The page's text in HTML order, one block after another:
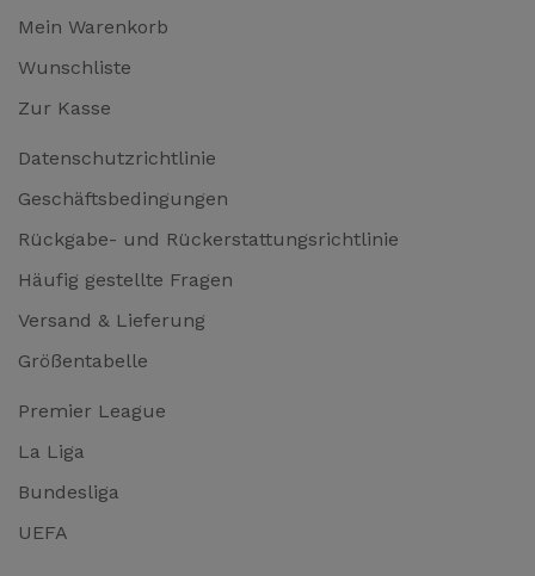
Mein Warenkorb
Wunschliste
Zur Kasse
Datenschutzrichtlinie
Geschäftsbedingungen
Rückgabe- und Rückerstattungsrichtlinie
Häufig gestellte Fragen
Versand & Lieferung
Größentabelle
Premier League
La Liga
Bundesliga
UEFA